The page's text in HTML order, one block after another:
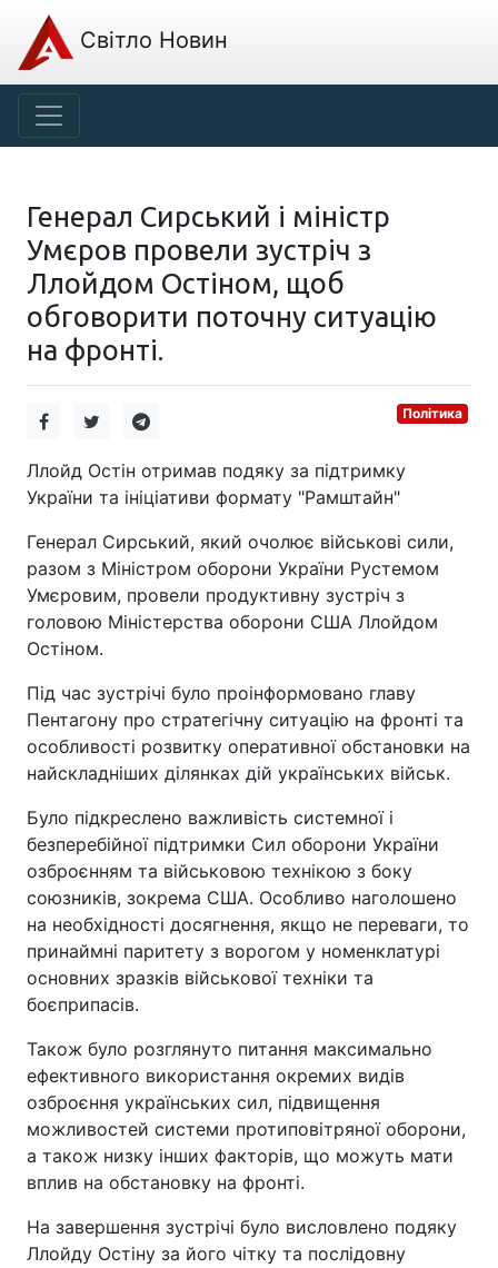
Світло Новин
Генерал Сирський і міністр
Умєров провели зустріч з
Ллойдом Остіном, щоб
обговорити поточну ситуацію
на фронті.
Політика
Ллойд Остін отримав подяку за підтримку
України та ініціативи формату "Рамштайн"
Генерал Сирський, який очолює військові сили,
разом з Міністром оборони України Рустемом
Умєровим, провели продуктивну зустріч з
головою Міністерства оборони США Ллойдом
Остіном.
Під час зустрічі було проінформовано главу
Пентагону про стратегічну ситуацію на фронті та
особливості розвитку оперативної обстановки на
найскладніших ділянках дій українських військ.
Було підкреслено важливість системної і
безперебійної підтримки Сил оборони України
озброєнням та військовою технікою з боку
союзників, зокрема США. Особливо наголошено
на необхідності досягнення, якщо не переваги, то
принаймні паритету з ворогом у номенклатурі
основних зразків військової техніки та
боєприпасів.
Також було розглянуто питання максимально
ефективного використання окремих видів
озброєння українських сил, підвищення
можливостей системи протиповітряної оборони,
а також низку інших факторів, що можуть мати
вплив на обстановку на фронті.
На завершення зустрічі було висловлено подяку
Ллойду Остіну за його чітку та послідовну